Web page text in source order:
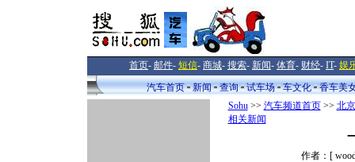
首页- 邮件- 短信- 商城- 搜索- 新闻- 体育- 财经- IT- 娱
汽车首页
新闻 查询 试车场 车文化
香车美
Sohu>> 汽车频道首页>> 北
相关新闻
作者：[